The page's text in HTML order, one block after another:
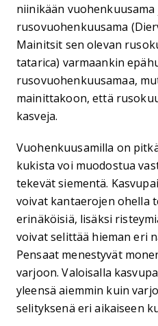
niinikään
rusovuohenkuusama
Mainitsit sen olevan
tatarica) varmaankin
rusovuohenkuusamaa,
mainittakoon, että
kasveja.
Vuohenkuusamilla on
kukista voi muodostua
tekevät siementä.
voivat kantaerojen ohella
erinäköisiä, lisäksi
voivat selittää hieman eri
Pensaat menestyvät
varjoon. Valoisalla
yleensä aiemmin kuin
selityksenä eri aikaiseen